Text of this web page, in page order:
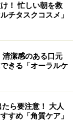
グ トナー
ア
ていた花王のキ
インが登場。エ
！ 忙しい朝を救
チタスクコスメ」
潔感のある口元
きる「オーラルケ
ら要注意！ 大人
すめ「角質ケア」